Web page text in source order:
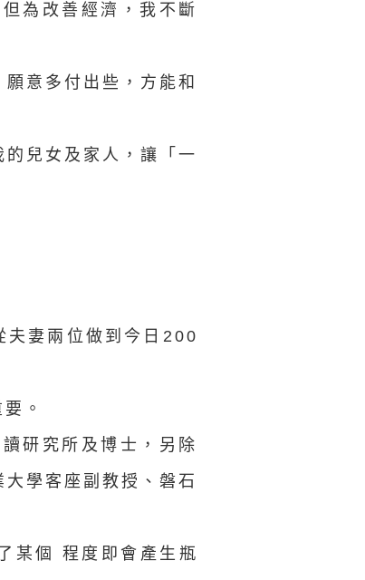
為改善經濟，我不斷
意多付出些，方能和
兒女及家人，讓「一
妻兩位做到今日200
。
研究所及博士，另除
學客座副教授、磐石
某個 程度即會產生瓶